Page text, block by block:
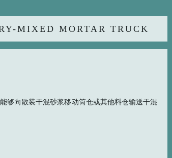
MIXED MORTAR TRUCK
够向散装干混砂浆移动筒仓或其他料仓输送干混